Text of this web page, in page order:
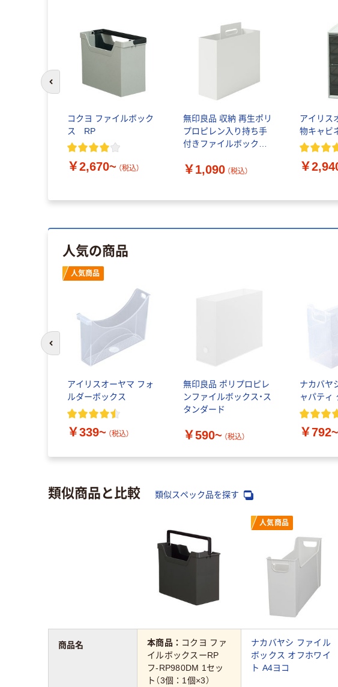
コクヨ ファイルボック
ス RP
￥2,670~ （税込）
無印良品 収納 再生ポリ
プロピレン入り持ち手
付きファイルボックス
幅１０×奥行３２×高さ
￥1,090 （税込）
アイリ
物キャビ
￥
前のスライドへ
人気の商品
人気商品
アイリスオーヤマ フォ
ルダーボックス
￥339~ （税込）
無印良品 ポリプロピレ
ンファイルボックス・ス
タンダード
￥590~ （税込）
ナカバヤ
ャパティ
￥792~
前のスライドへ
類似商品と比較 類似スペック品を探す
人気商品
本商品： コクヨ ファ
イルボックスーRP
フ-RP980DM 1セッ
ト（3個：1個×3）
ナカバヤシ ファイル
ボックス オフホワイ
ト A4ヨコ
商品名